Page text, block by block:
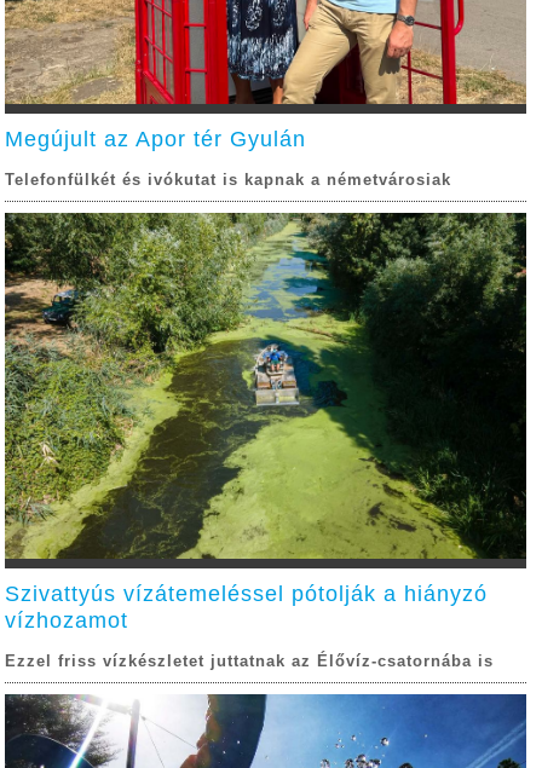
Megújult az Apor tér Gyulán
Telefonfülkét és ivókutat is kapnak a németvárosiak
Szivattyús vízátemeléssel pótolják a hiányzó
vízhozamot
Ezzel friss vízkészletet juttatnak az Élővíz-csatornába is